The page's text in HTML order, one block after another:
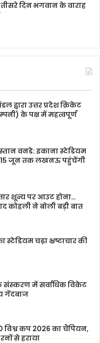
दिन भगवान के वाराह
उत्तर प्रदेश क्रिकेट
के पक्ष में महत्वपूर्ण
वनडे: इकाना स्टेडियम
15 जून तक लखनऊ पहुंचेंगी
शून्य पर आउट होना…
कोहली ने बोली बड़ी बात
चढ़ा भ्रष्टाचार की
में सर्वाधिक विकेट
गेंदबाज
विश्व कप 2026 का चैंपियन,
से हराया